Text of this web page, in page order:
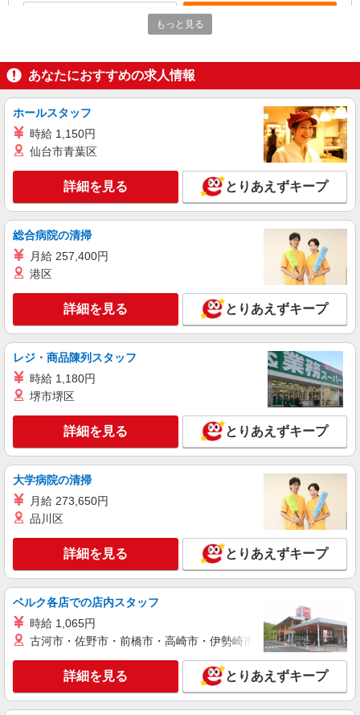
LAPI-Staff株式会社 本社/軽作業窓口
一般事務
時給1,900円 研修期間2ヵ月／時給1,700円
東京都港区 ★上記以外にも神奈川県内（川
崎・横浜・相模原など）に多数派遣先有
キープ 詳細を見る
LAPI-Staff株式会社 本社/軽作業窓口
一般事務
時給1,900円 研修期間2ヵ月／時給1,700円
東京都港区 ★上記以外にも神奈川県内（川
崎・横浜・相模原など）に多数派遣先有
キープ 詳細を見る
アルバイト パート
株式会社フルキャスト東京支社/EA0401G-10U
カンタン事務・データ入力スタッフ
時給1600円〜1800円（22:00〜翌5:00の深夜手
当で時給UP） ※給与幅は経験・能力による
東京都港区
キープ 詳細を見る
アルバイト パート 職業紹介
株式会社フルキャスト東京支社/EA0401G-10M
カンタン軽作業スタッフ（仕分け・シール貼り
など）
時給1600円〜1800円（22:00〜翌5:00の深夜手
当で時給UP） ※給与幅は経験・能力による
東京都港区
キープ 詳細を見る
もっと見る
あなたにおすすめの求人情報
ホールスタッフ
時給 1,150円
仙台市青葉区
詳細を見る とりあえずキープ
総合病院の清掃
月給 257,400円
港区
詳細を見る とりあえずキープ
レジ・商品陳列スタッフ
時給 1,180円
堺市堺区
詳細を見る とりあえずキープ
大学病院の清掃
月給 273,650円
品川区
詳細を見る とりあえずキープ
ベルク各店での店内スタッフ
時給 1,065円
古河市・佐野市・前橋市・高崎市・伊勢崎市・太田市・館林市
詳細を見る とりあえずキープ